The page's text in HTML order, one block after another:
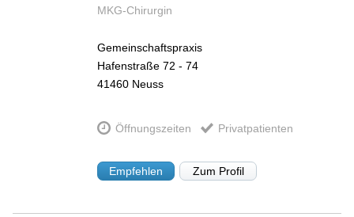
MKG-Chirurgin
Gemeinschaftspraxis
Hafenstraße 72 - 74
41460 Neuss
Öffnungszeiten Privatpatienten
Empfehlen Zum Profil